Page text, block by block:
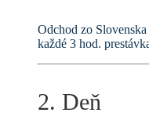
Odchod zo
každé 3 hod.
2. Deň